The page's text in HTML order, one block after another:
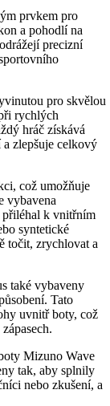
prvkem pro
a pohodlí na
precizní
pro skvělou
rychlých
hráč získává
zlepšuje celkový
což umožňuje
vybavena
přiléhal k vnitřním
syntetické
točit, zrychlovat a
také vybaveny
Tato
uvnitř boty, což
Mizuno Wave
tak, aby splnily
nebo zkušení, a